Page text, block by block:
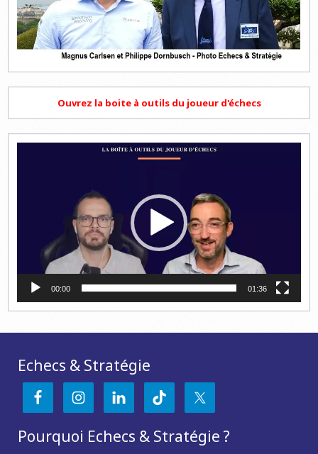
Ouvrez la boite à outils du joueur d'échecs
00:00 01:36
Echecs & Stratégie
Pourquoi Echecs & Stratégie ?